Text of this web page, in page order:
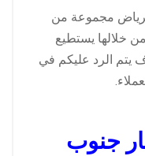
مجموعة من
من خلالها يستطيع
يتم الرد عليكم في
جنوب